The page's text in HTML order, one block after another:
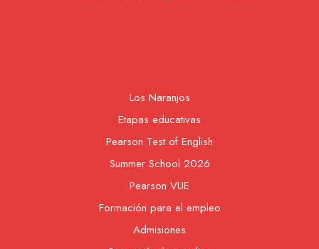
Los Naranjos
Etapas educativas
Pearson Test of English
Summer School 2026
Pearson VUE
Formación para el empleo
Admisiones